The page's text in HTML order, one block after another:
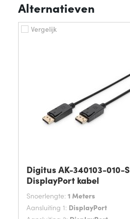
Alternatieven
Vergelijk
Digitus AK-340103-010-S
DisplayPort kabel
Snoerlengte: 1 Meters
Aansluiting 1: DisplayPort